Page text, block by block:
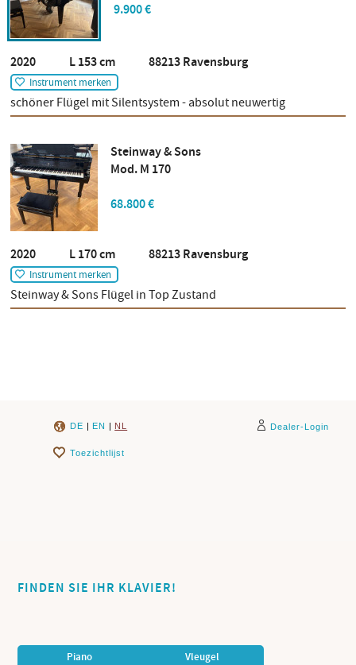
9.900 €
2020 L 153 cm 88213 Ravensburg
Instrument merken
schöner Flügel mit Silentsystem - absolut neuwertig
Steinway & Sons
Mod. M 170
68.800 €
2020 L 170 cm 88213 Ravensburg
Instrument merken
Steinway & Sons Flügel in Top Zustand
DE | EN | NL Dealer-Login
Toezichtlijst
FINDEN SIE IHR KLAVIER!
Piano Vleugel